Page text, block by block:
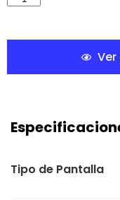
Tipo de Pantalla